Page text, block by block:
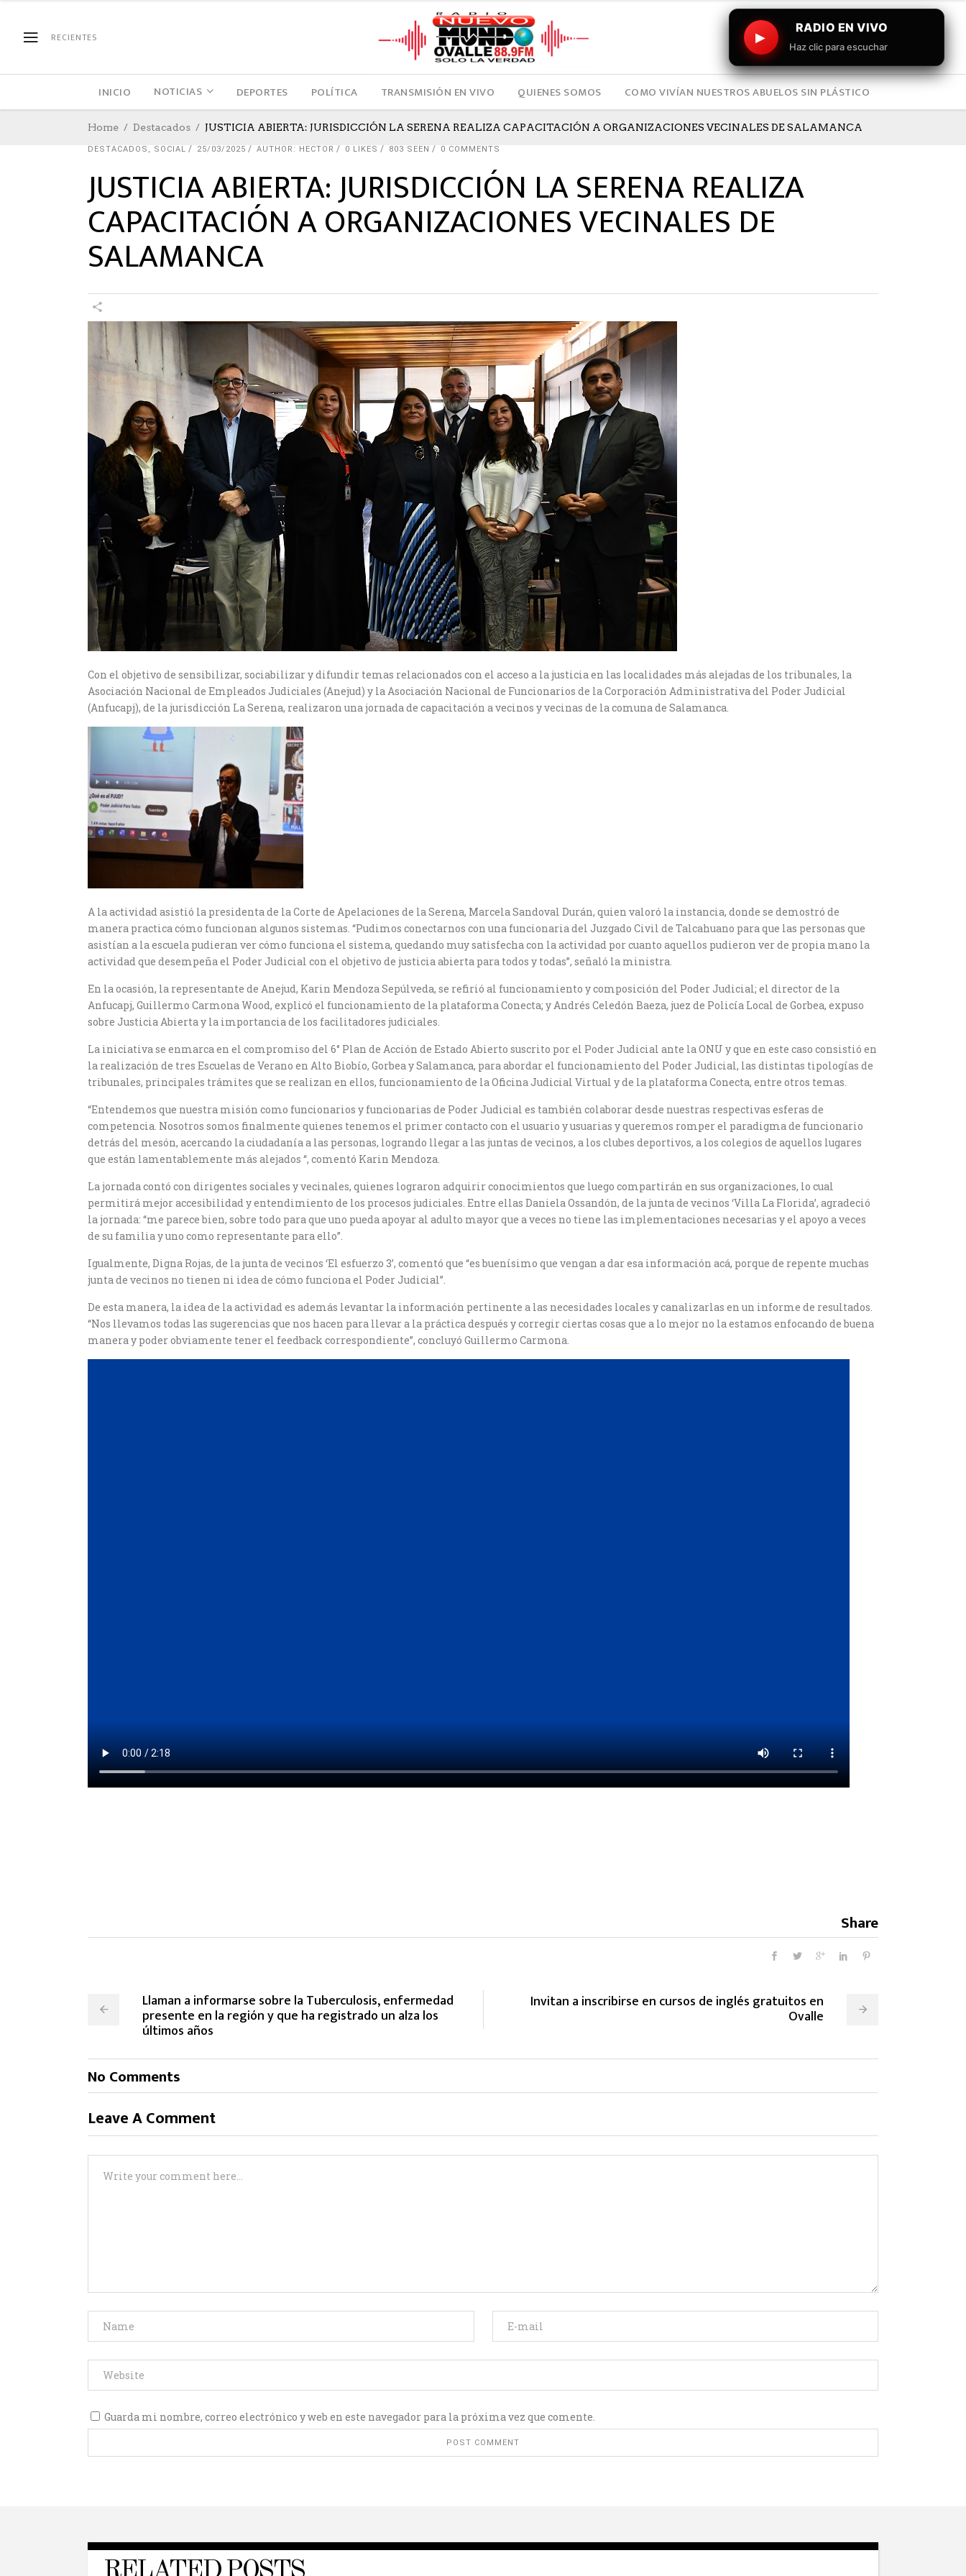
RECIENTES ▶
RADIO EN VIVO
Haz clic para escuchar
INICIO NOTICIAS DEPORTES POLÍTICA TRANSMISIÓN EN VIVO QUIENES SOMOS COMO VIVÍAN NUESTROS ABUELOS SIN PLÁSTICO
Home Destacados JUSTICIA ABIERTA: JURISDICCIÓN LA SERENA REALIZA CAPACITACIÓN A ORGANIZACIONES VECINALES DE SALAMANCA
DESTACADOS , SOCIAL 25/03/2025 AUTHOR: HECTOR 0 LIKES 803 SEEN 0 COMMENTS
JUSTICIA ABIERTA: JURISDICCIÓN LA SERENA REALIZA
CAPACITACIÓN A ORGANIZACIONES VECINALES DE
SALAMANCA
Con el objetivo de sensibilizar, sociabilizar y difundir temas relacionados con el acceso a la justicia en las localidades más alejadas de los tribunales, la
Asociación Nacional de Empleados Judiciales (Anejud) y la Asociación Nacional de Funcionarios de la Corporación Administrativa del Poder Judicial
(Anfucapj), de la jurisdicción La Serena, realizaron una jornada de capacitación a vecinos y vecinas de la comuna de Salamanca.
A la actividad asistió la presidenta de la Corte de Apelaciones de la Serena, Marcela Sandoval Durán, quien valoró la instancia, donde se demostró de
manera practica cómo funcionan algunos sistemas. “Pudimos conectarnos con una funcionaria del Juzgado Civil de Talcahuano para que las personas que
asistían a la escuela pudieran ver cómo funciona el sistema, quedando muy satisfecha con la actividad por cuanto aquellos pudieron ver de propia mano la
actividad que desempeña el Poder Judicial con el objetivo de justicia abierta para todos y todas”, señaló la ministra.
En la ocasión, la representante de Anejud, Karin Mendoza Sepúlveda, se refirió al funcionamiento y composición del Poder Judicial; el director de la
Anfucapj, Guillermo Carmona Wood, explicó el funcionamiento de la plataforma Conecta; y Andrés Celedón Baeza, juez de Policía Local de Gorbea, expuso
sobre Justicia Abierta y la importancia de los facilitadores judiciales.
La iniciativa se enmarca en el compromiso del 6° Plan de Acción de Estado Abierto suscrito por el Poder Judicial ante la ONU y que en este caso consistió en
la realización de tres Escuelas de Verano en Alto Biobío, Gorbea y Salamanca, para abordar el funcionamiento del Poder Judicial, las distintas tipologías de
tribunales, principales trámites que se realizan en ellos, funcionamiento de la Oficina Judicial Virtual y de la plataforma Conecta, entre otros temas.
“Entendemos que nuestra misión como funcionarios y funcionarias de Poder Judicial es también colaborar desde nuestras respectivas esferas de
competencia. Nosotros somos finalmente quienes tenemos el primer contacto con el usuario y usuarias y queremos romper el paradigma de funcionario
detrás del mesón, acercando la ciudadanía a las personas, logrando llegar a las juntas de vecinos, a los clubes deportivos, a los colegios de aquellos lugares
que están lamentablemente más alejados “, comentó Karin Mendoza.
La jornada contó con dirigentes sociales y vecinales, quienes lograron adquirir conocimientos que luego compartirán en sus organizaciones, lo cual
permitirá mejor accesibilidad y entendimiento de los procesos judiciales. Entre ellas Daniela Ossandón, de la junta de vecinos ‘Villa La Florida’, agradeció
la jornada: “me parece bien, sobre todo para que uno pueda apoyar al adulto mayor que a veces no tiene las implementaciones necesarias y el apoyo a veces
de su familia y uno como representante para ello”.
Igualmente, Digna Rojas, de la junta de vecinos ‘El esfuerzo 3’, comentó que “es buenísimo que vengan a dar esa información acá, porque de repente muchas
junta de vecinos no tienen ni idea de cómo funciona el Poder Judicial”.
De esta manera, la idea de la actividad es además levantar la información pertinente a las necesidades locales y canalizarlas en un informe de resultados.
“Nos llevamos todas las sugerencias que nos hacen para llevar a la práctica después y corregir ciertas cosas que a lo mejor no la estamos enfocando de buena
manera y poder obviamente tener el feedback correspondiente”, concluyó Guillermo Carmona.
Share
Llaman a informarse sobre la Tuberculosis, enfermedad
presente en la región y que ha registrado un alza los
últimos años
Invitan a inscribirse en cursos de inglés gratuitos en
Ovalle
No Comments
Leave A Comment
Guarda mi nombre, correo electrónico y web en este navegador para la próxima vez que comente.